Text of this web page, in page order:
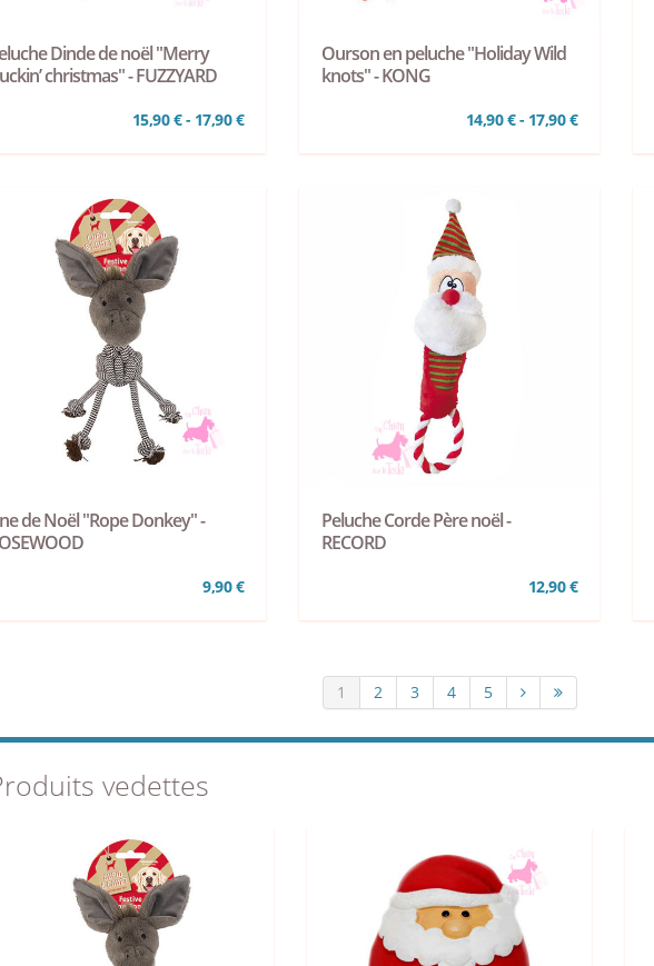
Dinde de noël "Merry
christmas" - FUZZYARD
15,90 € - 17,90 €
Ourson en peluche "Holiday Wild
knots" - KONG
14,90 € - 17,90 €
de Noël "Rope Donkey" -
9,90 €
Peluche Corde Père noël -
RECORD
12,90 €
1 2 3 4 5
vedettes